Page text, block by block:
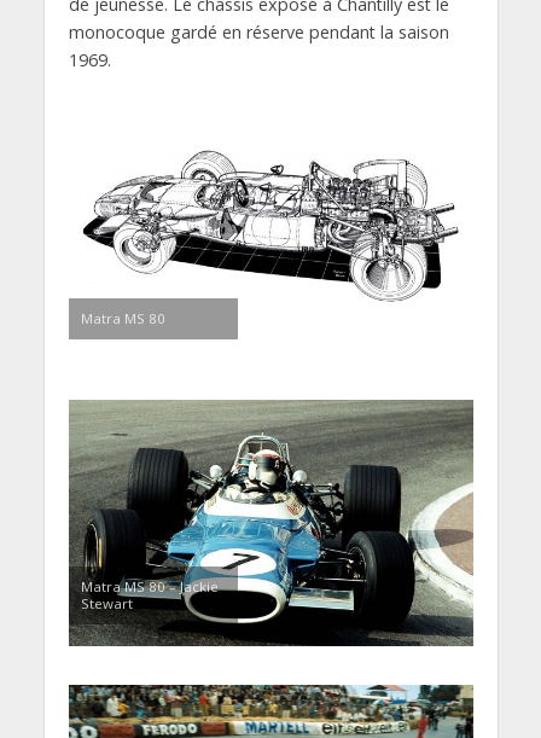
monocoque gardé en réserve pendant la saison
1969.
Matra MS 80
Matra MS 80 – Jackie
Stewart